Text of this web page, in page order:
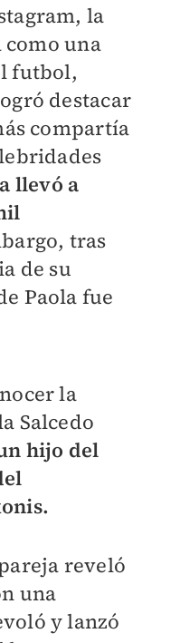
la
una
futbol,
destacar
compartía
llevó a
tras
de su
Paola fue
la
Salcedo
hijo del
reveló
una
y lanzó